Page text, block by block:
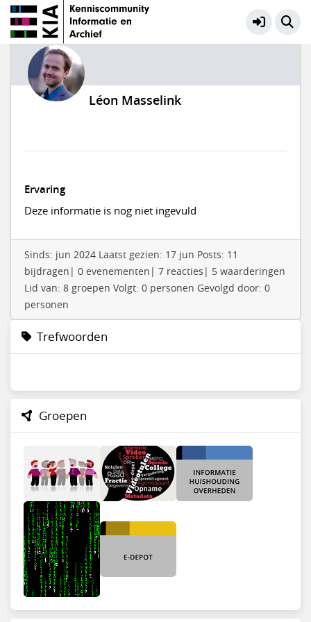
Léon Masselink
Ervaring
Deze informatie is nog niet ingevuld
Sinds: jun 2024 Laatst gezien: 17 jun Posts: 11
bijdragen| 0 evenementen| 7 reacties| 5 waarderingen
Lid van: 8 groepen Volgt: 0 personen Gevolgd door: 0
personen
Trefwoorden
Groepen